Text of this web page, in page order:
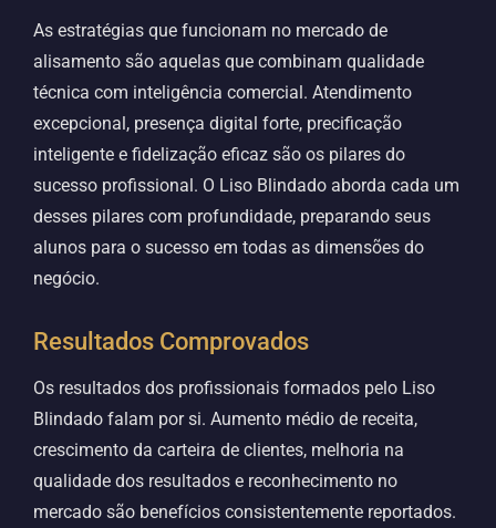
As estratégias que funcionam no mercado de
alisamento são aquelas que combinam qualidade
técnica com inteligência comercial. Atendimento
excepcional, presença digital forte, precificação
inteligente e fidelização eficaz são os pilares do
sucesso profissional. O Liso Blindado aborda cada um
desses pilares com profundidade, preparando seus
alunos para o sucesso em todas as dimensões do
negócio.
Resultados Comprovados
Os resultados dos profissionais formados pelo Liso
Blindado falam por si. Aumento médio de receita,
crescimento da carteira de clientes, melhoria na
qualidade dos resultados e reconhecimento no
mercado são benefícios consistentemente reportados.